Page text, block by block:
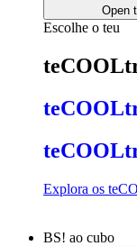
Open
Escolhe o teu
Explora os
BS! ao cubo